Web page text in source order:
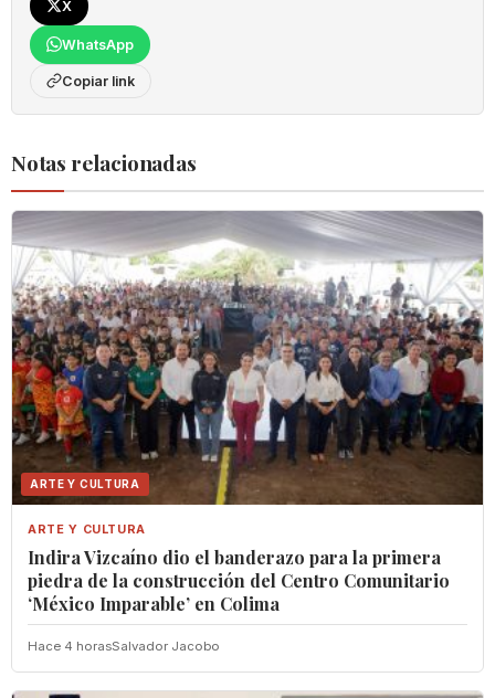
X
WhatsApp
Copiar link
Notas relacionadas
ARTE Y CULTURA
ARTE Y CULTURA
Indira Vizcaíno dio el banderazo para la primera
piedra de la construcción del Centro Comunitario
‘México Imparable’ en Colima
Hace 4 horasSalvador Jacobo